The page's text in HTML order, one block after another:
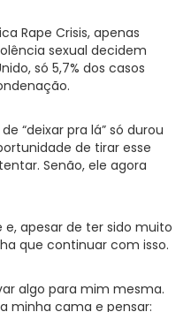
Rape Crisis, apenas
sexual decidem
só 5,7% dos casos
“deixar pra lá” só durou
de tirar esse
Senão, ele agora
e, apesar de ter sido muito
que continuar com isso.
algo para mim mesma.
minha cama e pensar: